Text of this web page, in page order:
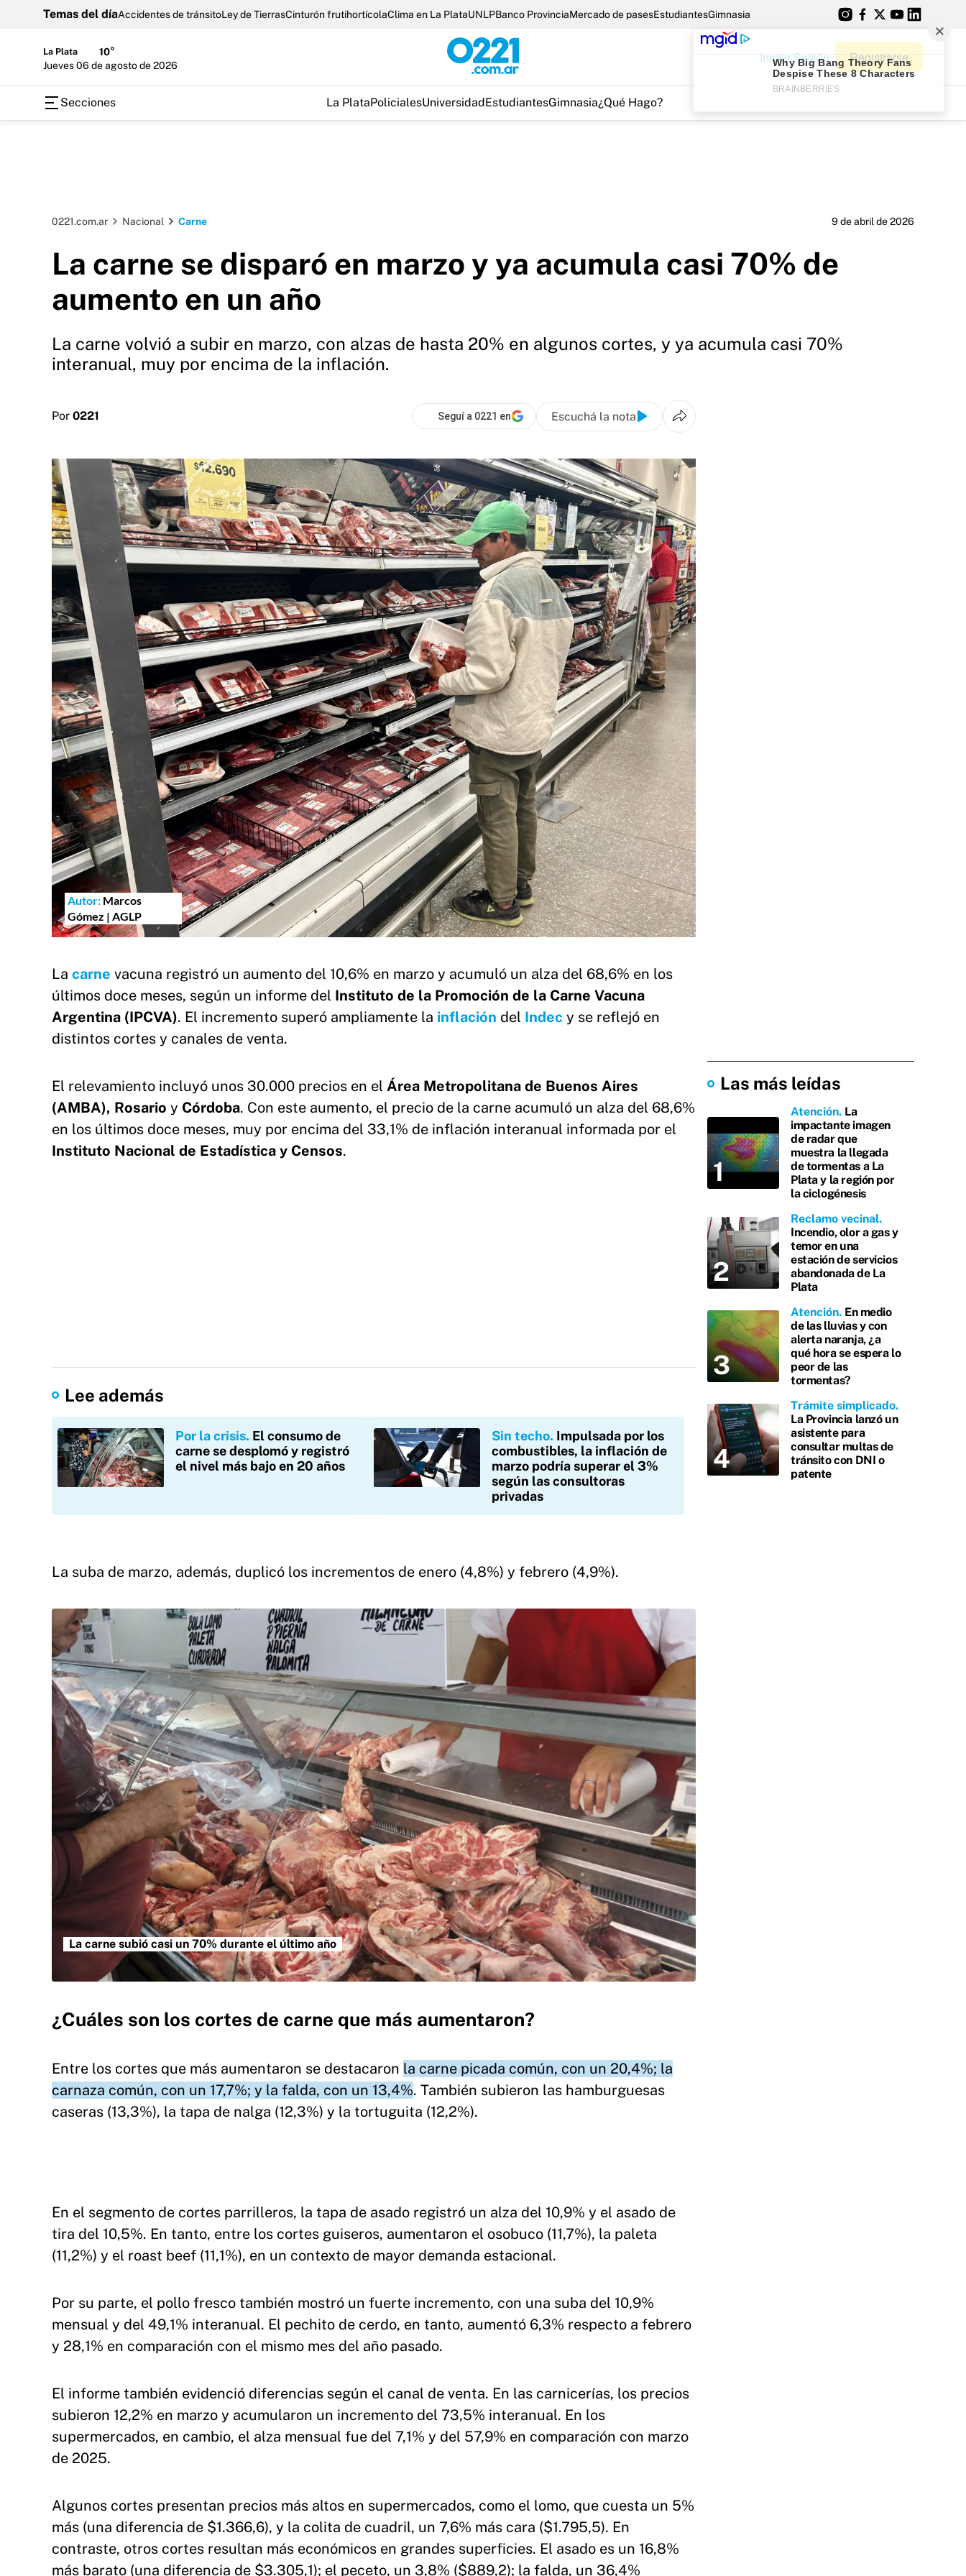
Temas del díaAccidentes de tránsitoLey de TierrasCinturón frutihortícolaClima en La PlataUNLPBanco ProvinciaMercado de pasesEstudiantesGimnasia
La Plata
10°
jueves 06 de agosto de 2026
Iniciar Sesión Registrarse
Secciones La PlataPolicialesUniversidadEstudiantesGimnasia¿Qué Hago?
0221.com.ar Nacional Carne 9 de abril de 2026
La carne se disparó en marzo y ya acumula casi 70% de
aumento en un año
La carne volvió a subir en marzo, con alzas de hasta 20% en algunos cortes, y ya acumula casi 70%
interanual, muy por encima de la inflación.
Por 0221 Seguí a 0221 en Escuchá la nota
Autor: Marcos
Gómez | AGLP
La carne vacuna registró un aumento del 10,6% en marzo y acumuló un alza del 68,6% en los
últimos doce meses, según un informe del Instituto de la Promoción de la Carne Vacuna
Argentina (IPCVA). El incremento superó ampliamente la inflación del Indec y se reflejó en
distintos cortes y canales de venta.
El relevamiento incluyó unos 30.000 precios en el Área Metropolitana de Buenos Aires
(AMBA), Rosario y Córdoba. Con este aumento, el precio de la carne acumuló un alza del 68,6%
en los últimos doce meses, muy por encima del 33,1% de inflación interanual informada por el
Instituto Nacional de Estadística y Censos.
Lee además
Por la crisis El consumo de
carne se desplomó y registró
el nivel más bajo en 20 años
Sin techo Impulsada por los
combustibles, la inflación de
marzo podría superar el 3%
según las consultoras
privadas
La suba de marzo, además, duplicó los incrementos de enero (4,8%) y febrero (4,9%).
La carne subió casi un 70% durante el último año
¿Cuáles son los cortes de carne que más aumentaron?
Entre los cortes que más aumentaron se destacaron la carne picada común, con un 20,4%; la
carnaza común, con un 17,7%; y la falda, con un 13,4%. También subieron las hamburguesas
caseras (13,3%), la tapa de nalga (12,3%) y la tortuguita (12,2%).
En el segmento de cortes parrilleros, la tapa de asado registró un alza del 10,9% y el asado de
tira del 10,5%. En tanto, entre los cortes guiseros, aumentaron el osobuco (11,7%), la paleta
(11,2%) y el roast beef (11,1%), en un contexto de mayor demanda estacional.
Por su parte, el pollo fresco también mostró un fuerte incremento, con una suba del 10,9%
mensual y del 49,1% interanual. El pechito de cerdo, en tanto, aumentó 6,3% respecto a febrero
y 28,1% en comparación con el mismo mes del año pasado.
El informe también evidenció diferencias según el canal de venta. En las carnicerías, los precios
subieron 12,2% en marzo y acumularon un incremento del 73,5% interanual. En los
supermercados, en cambio, el alza mensual fue del 7,1% y del 57,9% en comparación con marzo
de 2025.
Algunos cortes presentan precios más altos en supermercados, como el lomo, que cuesta un 5%
más (una diferencia de $1.366,6), y la colita de cuadril, un 7,6% más cara ($1.795,5). En
contraste, otros cortes resultan más económicos en grandes superficies. El asado es un 16,8%
más barato (una diferencia de $3.305,1); el peceto, un 3,8% ($889,2); la falda, un 36,4%
Las más leídas
Atención La
impactante imagen
de radar que
muestra la llegada
de tormentas a La
Plata y la región por
la ciclogénesis
Reclamo vecinal
Incendio, olor a gas y
temor en una
estación de servicios
abandonada de La
Plata
Atención En medio
de las lluvias y con
alerta naranja, ¿a
qué hora se espera lo
peor de las
tormentas?
Trámite simplicado
La Provincia lanzó un
asistente para
consultar multas de
tránsito con DNI o
patente